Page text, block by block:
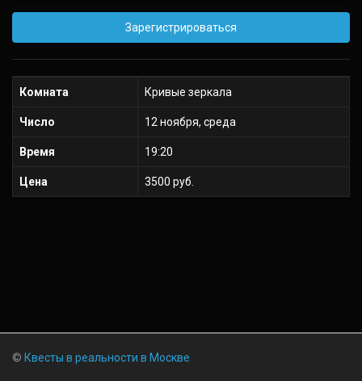
Зарегистрироваться
Комната Кривые зеркала
Число 12 ноября, среда
Время 19:20
Цена 3500 руб.
© Квесты в реальности в Москве